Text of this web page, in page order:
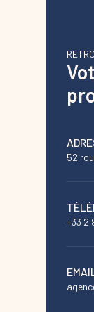
52
+33 2